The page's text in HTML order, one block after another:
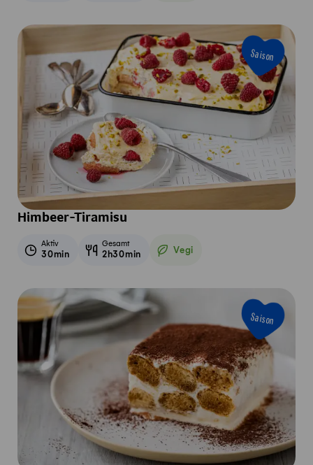
Saison
Himbeer-Tiramisu
Aktiv
30min
Gesamt
2h30min Vegi
Vegetarisch
Saison